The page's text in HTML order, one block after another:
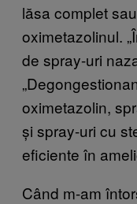
lăsa complet
oximetazolinul.
de spray-uri
oximetazolin,
și spray-uri cu
eficiente în
Când m-am